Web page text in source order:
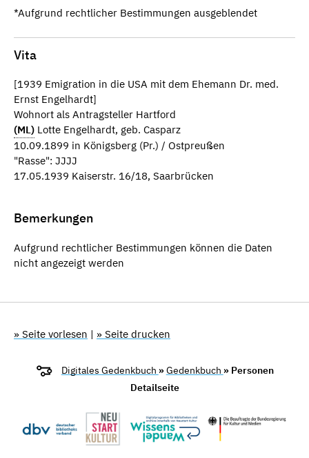
*Aufgrund rechtlicher Bestimmungen ausgeblendet
Vita
[1939 Emigration in die USA mit dem Ehemann Dr. med.
Ernst Engelhardt]
Wohnort als Antragsteller Hartford
(ML) Lotte Engelhardt, geb. Casparz
10.09.1899 in Königsberg (Pr.) / Ostpreußen
"Rasse": JJJJ
17.05.1939 Kaiserstr. 16/18, Saarbrücken
Bemerkungen
Aufgrund rechtlicher Bestimmungen können die Daten
nicht angezeigt werden
» Seite vorlesen | » Seite drucken
Digitales Gedenkbuch »Gedenkbuch » Personen
Detailseite